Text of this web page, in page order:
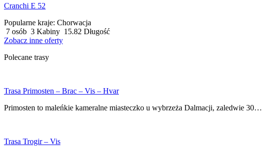
Cranchi E 52
Popularne kraje: Chorwacja
7 osób 3 Kabiny 15.82 Długość
Zobacz inne oferty
Polecane trasy
Trasa Primosten – Brac – Vis – Hvar
Primosten to maleńkie kameralne miasteczko u wybrzeża Dalmacji, zaledwie 30…
Trasa Trogir – Vis